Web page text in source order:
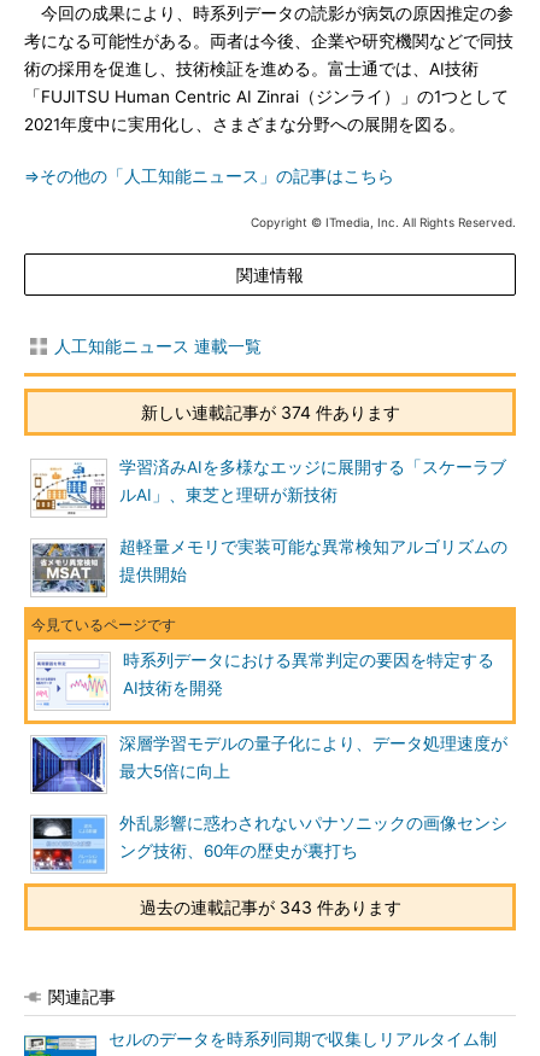
今回の成果により、時系列データの読影が病気の原因推定の参
考になる可能性がある。両者は今後、企業や研究機関などで同技
術の採用を促進し、技術検証を進める。富士通では、AI技術
「FUJITSU Human Centric AI Zinrai（ジンライ）」の1つとして
2021年度中に実用化し、さまざまな分野への展開を図る。
⇒その他の「人工知能ニュース」の記事はこちら
Copyright © ITmedia, Inc. All Rights Reserved.
関連情報
人工知能ニュース 連載一覧
新しい連載記事が 374 件あります
学習済みAIを多様なエッジに展開する「スケーラブ
ルAI」、東芝と理研が新技術
超軽量メモリで実装可能な異常検知アルゴリズムの
提供開始
時系列データにおける異常判定の要因を特定する
AI技術を開発
深層学習モデルの量子化により、データ処理速度が
最大5倍に向上
外乱影響に惑わされないパナソニックの画像センシ
ング技術、60年の歴史が裏打ち
過去の連載記事が 343 件あります
関連記事
セルのデータを時系列同期で収集しリアルタイム制